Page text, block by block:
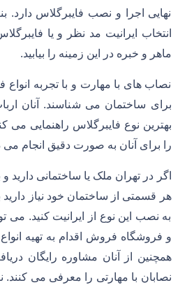
نهایی اجرا و نصب فایبرگلاس دارد.
انتخاب ایرانیت مد نظر و یا
ماهر و خبره در این زمینه را بیابید.
نصاب های با مهارت و با تجربه انواع
برای ساختمان می شناسند. آنان
بهترین نوع فایبرگلاس راهنمایی می
را برای آنان به صورت دقیق انجام می
اگر در تهران ملک یا ساختمانی دارید
هر قسمتی از ساختمان خود نیاز دارید
به نصب این نوع از ایرانیت کنید. می
و فروشگاه فروش اقدام به تهیه
همچنین از آنان مشاوره رایگان
نصابان با مهارتی را معرفی می کنند.